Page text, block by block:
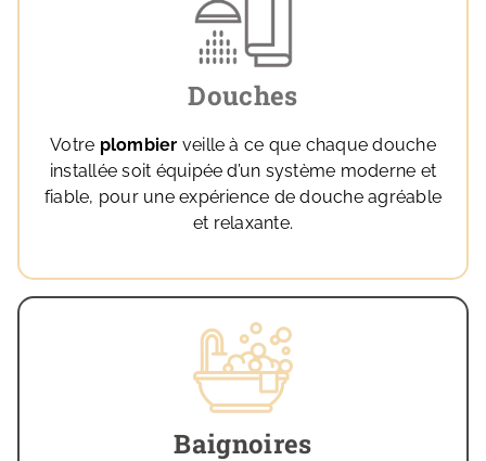
Douches
Votre plombier veille à ce que chaque douche
installée soit équipée d’un système moderne et
fiable, pour une expérience de douche agréable
et relaxante.
Baignoires